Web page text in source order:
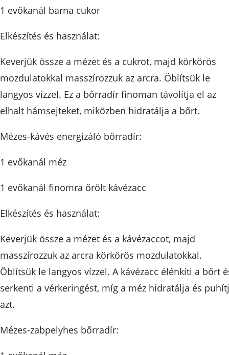
1 evőkanál barna cukor
Elkészítés és használat:
Keverjük össze a mézet és a cukrot, majd körkörös
mozdulatokkal masszírozzuk az arcra. Öblítsük le
langyos vízzel. Ez a bőrradír finoman távolítja el az
elhalt hámsejteket, miközben hidratálja a bőrt.
Mézes-kávés energizáló bőrradír:
1 evőkanál méz
1 evőkanál finomra őrölt kávézacc
Elkészítés és használat:
Keverjük össze a mézet és a kávézaccot, majd
masszírozzuk az arcra körkörös mozdulatokkal.
Öblítsük le langyos vízzel. A kávézacc élénkíti a bőrt
serkenti a vérkeringést, míg a méz hidratálja és
azt.
Mézes-zabpelyhes bőrradír: